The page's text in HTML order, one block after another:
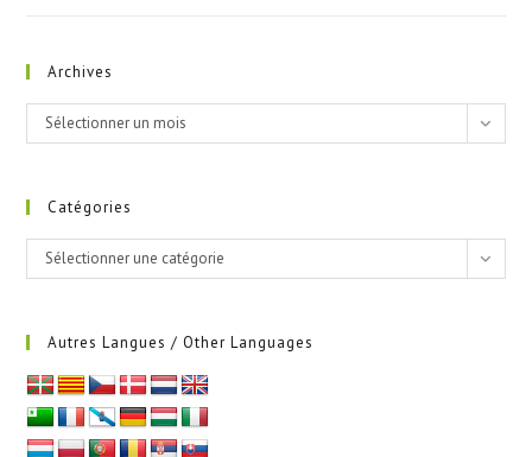
Archives
Archives
Sélectionner un mois
Catégories
Catégories
Sélectionner une catégorie
Autres Langues / Other Languages